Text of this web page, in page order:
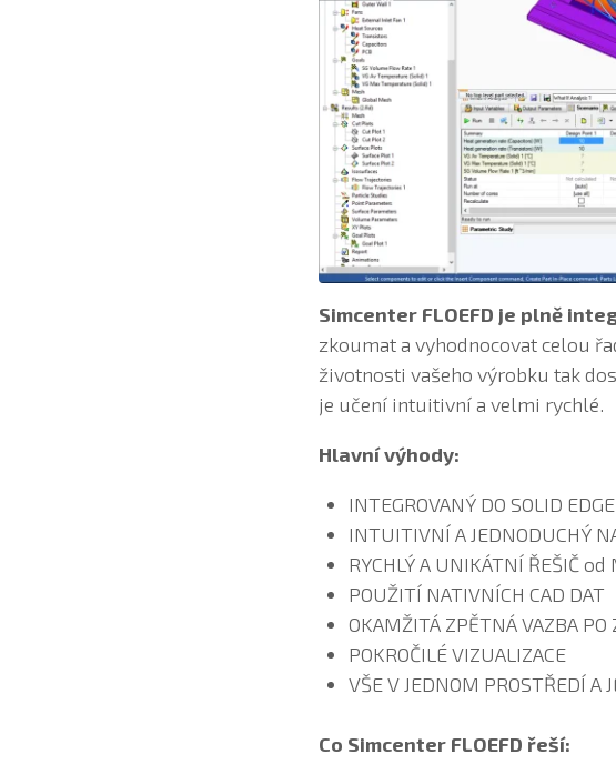
Simcenter FLOEFD je plně
zkoumat a vyhodnocovat celou
životnosti vašeho výrobku tak
je učení intuitivní a velmi rychlé.
Hlavní výhody:
INTEGROVANÝ DO SOLID EDGE
INTUITIVNÍ A JEDNODUCHÝ
RYCHLÝ A UNIKÁTNÍ ŘEŠIČ od
POUŽITÍ NATIVNÍCH CAD DAT
OKAMŽITÁ ZPĚTNÁ VAZBA
POKROČILÉ VIZUALIZACE
VŠE V JEDNOM PROSTŘEDÍ A
Co Simcenter FLOEFD řeší: